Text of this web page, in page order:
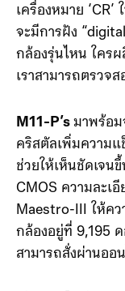
เครื่องหมาย
จะมีการฝัง
กล้องรุ่นไหน ใคร
เราสามารถตรวจ
M11-P’s มาพร้อ
คริสตัลเพิ่มความแ
ช่วยให้เห็นชัดเจน
CMOS ความละเ
Maestro-III ให้ค
กล้องอยู่ที่ 9,195
สามารถสั่งผ่านออ